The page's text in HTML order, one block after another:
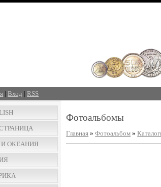
|Вход | RSS
ОКЕАНИЯ
Фотоальбомы
Главная »Фотоальбом »